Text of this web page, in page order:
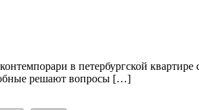
в петербургской
решают вопросы […]